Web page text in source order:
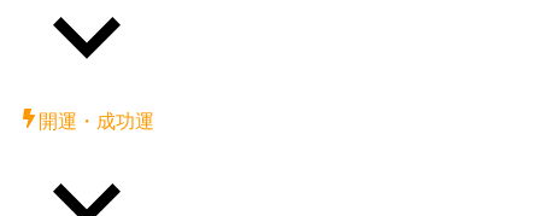
開運・成功運